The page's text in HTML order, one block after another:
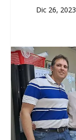
Dic 26, 2023